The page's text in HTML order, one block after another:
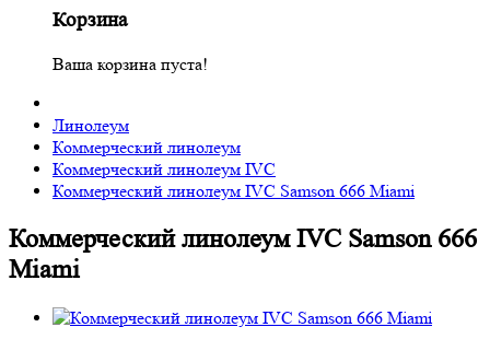
Корзина
Ваша корзина пуста!
Линолеум
Коммерческий линолеум
Коммерческий линолеум IVC
Коммерческий линолеум IVC Samson 666 Miami
Коммерческий линолеум IVC Samson 666
Miami